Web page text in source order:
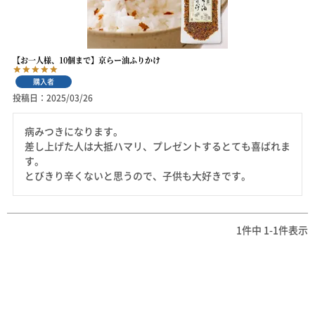
【お一人様、10個まで】京らー油ふりかけ
購入者
投稿日 2025/03/26
病みつきになります。
差し上げた人は大抵ハマリ、プレゼントするとても喜ばれま
す。
とびきり辛くないと思うので、子供も大好きです。
1 件中 1 -1 件表示